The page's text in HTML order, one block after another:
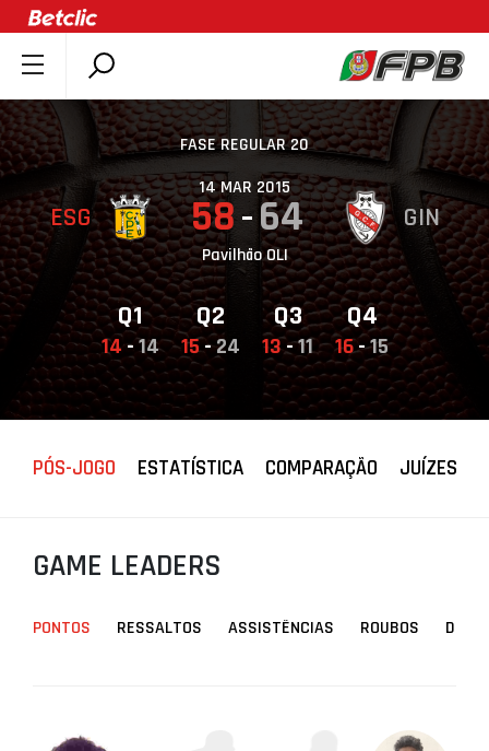
SOBRE A FPB
DOCUMENTOS
ÚLTIMAS
COMPETIÇÕES
ASSOCIAÇÕES
CLUBES
AGENTES
AGENDA
SELEÇÕES
ÁREA TÉCNICA
LIGA BETCLIC MASCULINA
FASE REGULAR 20
14 MAR 2015
ESG 58 64 GIN
Pavilhão OLI
Q1
14-14
Q2
15-24
Q3
13-11
Q4
16-15
PÓS-JOGO ESTATÍSTICA COMPARAÇÃO JUÍZES
GAME LEADERS
PONTOS RESSALTOS ASSISTÊNCIAS ROUBOS